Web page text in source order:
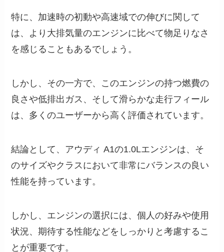
特に、加速時の初動や高速域での伸びに関して
は、より大排気量のエンジンに比べて物足りなさ
を感じることもあるでしょう。
しかし、その一方で、このエンジンの持つ燃費の
良さや低排出ガス、そして滑らかな走行フィール
は、多くのユーザーから高く評価されています。
結論として、アウディ A1の1.0Lエンジンは、そ
のサイズやクラスにおいて非常にバランスの良い
性能を持っています。
しかし、エンジンの選択には、個人の好みや使用
状況、期待する性能などをしっかりと考慮するこ
とが重要です。